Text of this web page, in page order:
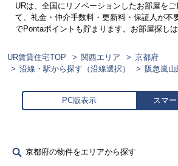
URは、全国にリノベーションしたお部屋を
て、礼金・仲介手数料・更新料・保証人が不
でPontaポイントも貯まります。お部屋探し
UR賃貸住宅TOP 関西エリア
京都府
沿線・駅から探す（沿線選択）
阪急嵐
PC版表示 スマ
京都府の物件をエリアから探す